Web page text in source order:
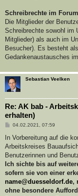
Schreibrechte im
Die Mitglieder der
Schreibrechte sowohl im
Mitglieder) als auch im
Besucher). Es besteht
Gedankenaustausches
Sebastian Veelken
Re: AK bab -
erhalten)
B
r
a
04.02.2021, 07:59
In Vorbereitung auf die
Arbeitskreises
Benutzerinnen und
Ich sichte bis auf
sofern sie von einer
name@duesseldorf.de,
ohne besondere